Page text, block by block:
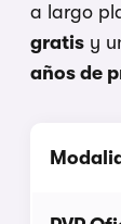
a largo
gratis y
años de